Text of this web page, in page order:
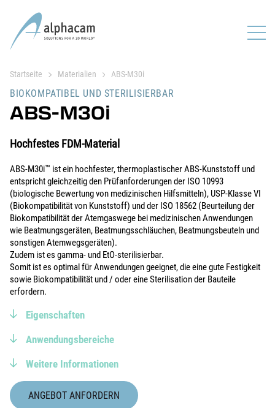
Startseite Materialien ABS-M30i
BIOKOMPATIBEL UND STERILISIERBAR
ABS-M30i
Hochfestes FDM-Material
ABS-M30i™ ist ein hochfester, thermoplastischer ABS-Kunststoff und
entspricht gleichzeitig den Prüfanforderungen der ISO 10993
(biologische Bewertung von medizinischen Hilfsmitteln), USP-Klasse VI
(Biokompatibilität von Kunststoff) und der ISO 18562 (Beurteilung der
Biokompatibilität der Atemgaswege bei medizinischen Anwendungen
wie Beatmungsgeräten, Beatmungsschläuchen, Beatmungsbeuteln und
sonstigen Atemwegsgeräten).
Zudem ist es gamma- und EtO-sterilisierbar.
Somit ist es optimal für Anwendungen geeignet, die eine gute Festigkeit
sowie Biokompatibilität und / oder eine Sterilisation der Bauteile
erfordern.
Eigenschaften
Anwendungsbereiche
Weitere Informationen
ANGEBOT ANFORDERN